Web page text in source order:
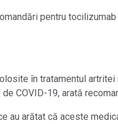
pentru
în tratamentul
COVID-19, arată
au arătat că aceste